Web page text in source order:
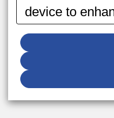
device to
marketing
You can
button